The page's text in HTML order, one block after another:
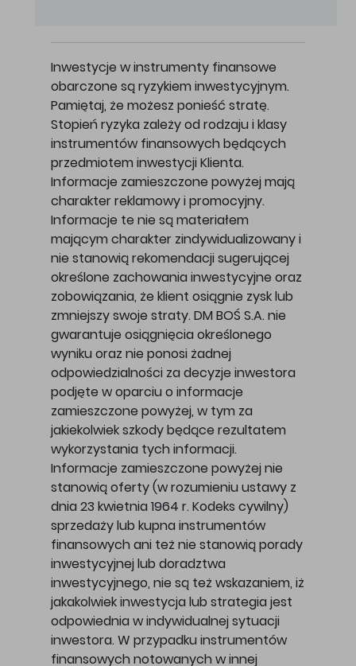
Inwestycje w instrumenty finansowe
obarczone są ryzykiem inwestycyjnym.
Pamiętaj, że możesz ponieść stratę.
Stopień ryzyka zależy od rodzaju i klasy
instrumentów finansowych będących
przedmiotem inwestycji Klienta.
Informacje zamieszczone powyżej mają
charakter reklamowy i promocyjny.
Informacje te nie są materiałem
mającym charakter zindywidualizowany i
nie stanowią rekomendacji sugerującej
określone zachowania inwestycyjne oraz
zobowiązania, że klient osiągnie zysk lub
zmniejszy swoje straty. DM BOŚ S.A. nie
gwarantuje osiągnięcia określonego
wyniku oraz nie ponosi żadnej
odpowiedzialności za decyzje inwestora
podjęte w oparciu o informacje
zamieszczone powyżej, w tym za
jakiekolwiek szkody będące rezultatem
wykorzystania tych informacji.
Informacje zamieszczone powyżej nie
stanowią oferty (w rozumieniu ustawy z
dnia 23 kwietnia 1964 r. Kodeks cywilny)
sprzedaży lub kupna instrumentów
finansowych ani też nie stanowią porady
inwestycyjnej lub doradztwa
inwestycyjnego, nie są też wskazaniem, iż
jakakolwiek inwestycja lub strategia jest
odpowiednia w indywidualnej sytuacji
inwestora. W przypadku instrumentów
finansowych notowanych w innej